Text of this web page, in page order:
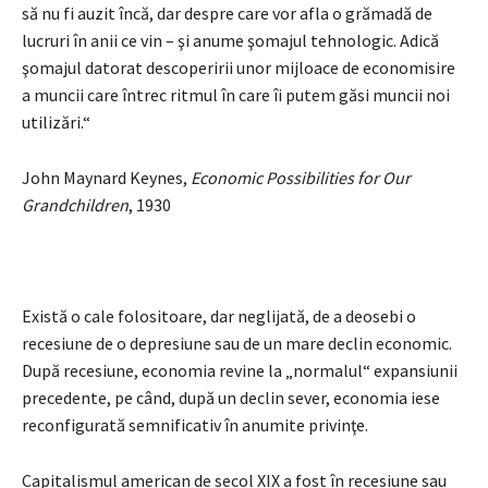
să nu fi auzit încă, dar despre care vor afla o grămadă de
lucruri în anii ce vin – şi anume şomajul tehnologic. Adică
şomajul datorat descoperirii unor mijloace de economisire
a muncii care întrec ritmul în care îi putem găsi muncii noi
utilizări.“
John Maynard Keynes, Economic Possibilities for Our
Grandchildren, 1930
Există o cale folositoare, dar neglijată, de a deosebi o
recesiune de o depresiune sau de un mare declin economic.
După recesiune, economia revine la „normalul“ expansiunii
precedente, pe când, după un declin sever, economia iese
reconfigurată semnificativ în anumite privinţe.
Capitalismul american de secol XIX a fost în recesiune sau